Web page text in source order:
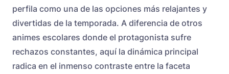
perfila como una de las opciones más relajantes y
divertidas de la temporada. A diferencia de otros
animes escolares donde el protagonista sufre
rechazos constantes, aquí la dinámica principal
radica en el inmenso contraste entre la faceta